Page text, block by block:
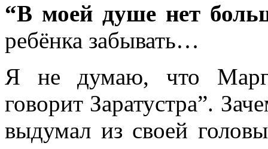
“В моей душе нет
ребёнка забывать…
Я не думаю, что
говорит Заратустра”.
выдумал из своей